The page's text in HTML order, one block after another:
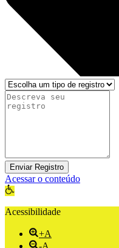
Enviar Registro
Acessar o conteúdo
Abrir a barra de ferramentas
Acessibilidade
+A